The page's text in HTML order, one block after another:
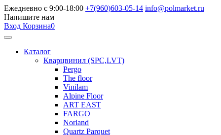
Ежедневно с 9:00-18:00 +7(960)603-05-14 info@polmarket.ru
Напишите нам
Вход Корзина0
Каталог
Кварцвинил (SPC,LVT)
Pergo
The floor
Vinilam
Alpine Floor
ART EAST
FARGO
Norland
Quartz Parquet